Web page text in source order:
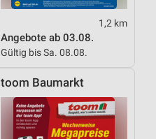
1,2 km
Angebote ab 03.08.
Gültig bis Sa. 08.08.
toom Baumarkt